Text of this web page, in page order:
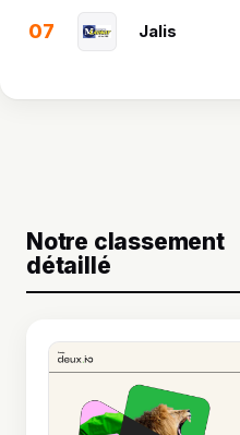
07 Jalis
Notre classement
détaillé